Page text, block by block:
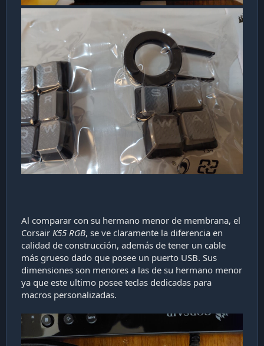
Al comparar con su hermano menor de membrana, el
Corsair K55 RGB, se ve claramente la diferencia en
calidad de construcción, además de tener un cable
más grueso dado que posee un puerto USB. Sus
dimensiones son menores a las de su hermano menor
ya que este ultimo posee teclas dedicadas para
macros personalizadas.